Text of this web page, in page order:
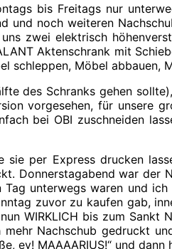
109
bis Freitags nur
und noch weiteren
zwei elektrisch
Aktenschrank mit
schleppen, Möbel abbauen,
des Schranks gehen
vorgesehen, für unsere
bei OBI zuschneiden
per Express drucken
Donnerstagabend war der
unterwegs waren und
zuvor zu kaufen gab,
WIRKLICH bis zum
Nachschub gedruckt
ey! MAAAARIUS!“ und dann